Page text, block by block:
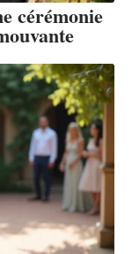
cérémonie